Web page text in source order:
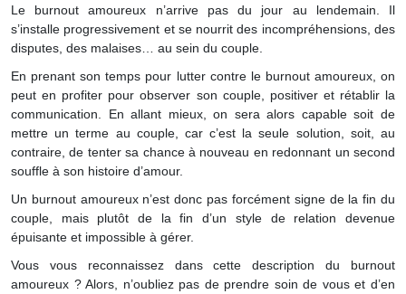
Le burnout amoureux n’arrive pas du jour au lendemain. Il
s’installe progressivement et se nourrit des incompréhensions, des
disputes, des malaises… au sein du couple.
En prenant son temps pour lutter contre le burnout amoureux, on
peut en profiter pour observer son couple, positiver et rétablir la
communication. En allant mieux, on sera alors capable soit de
mettre un terme au couple, car c’est la seule solution, soit, au
contraire, de tenter sa chance à nouveau en redonnant un second
souffle à son histoire d’amour.
Un burnout amoureux n’est donc pas forcément signe de la fin du
couple, mais plutôt de la fin d’un style de relation devenue
épuisante et impossible à gérer.
Vous vous reconnaissez dans cette description du burnout
amoureux ? Alors, n’oubliez pas de prendre soin de vous et d’en